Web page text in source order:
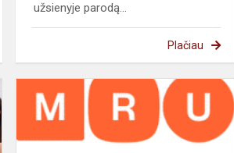
užsienyje parodą...
Plačiau
ir
Lietuvos
įmonė